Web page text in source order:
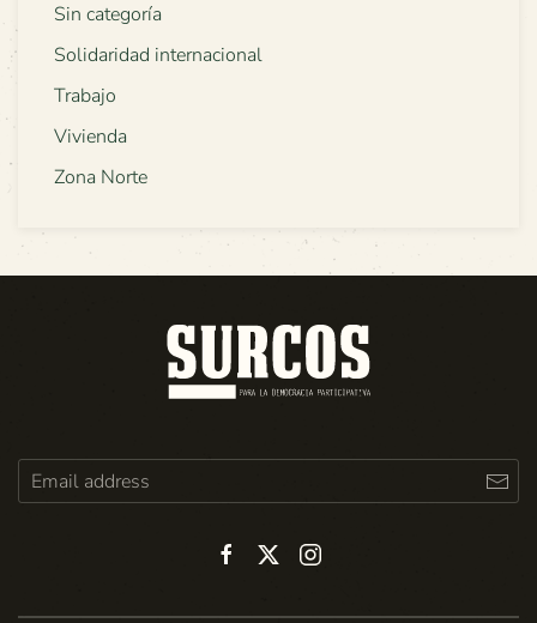
Sin categoría
Solidaridad internacional
Trabajo
Vivienda
Zona Norte